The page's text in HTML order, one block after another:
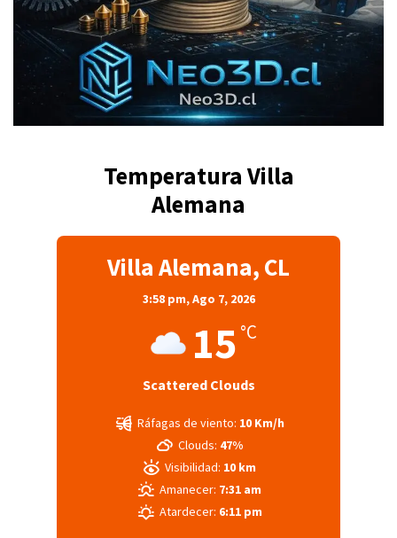
Temperatura Villa
Alemana
Villa Alemana, CL
3:58 pm,Ago 7, 2026
15 °C
Scattered Clouds
Ráfagas de viento: 10 Km/h
Clouds: 47%
Visibilidad: 10 km
Amanecer: 7:31 am
Atardecer: 6:11 pm